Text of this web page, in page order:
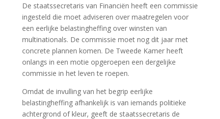
De staatssecretaris van Financiën heeft een commissie
ingesteld die moet adviseren over maatregelen voor
een eerlijke belastingheffing over winsten van
multinationals. De commissie moet nog dit jaar met
concrete plannen komen. De Tweede Kamer heeft
onlangs in een motie opgeroepen een dergelijke
commissie in het leven te roepen.
Omdat de invulling van het begrip eerlijke
belastingheffing afhankelijk is van iemands politieke
achtergrond of kleur, geeft de staatssecretaris de